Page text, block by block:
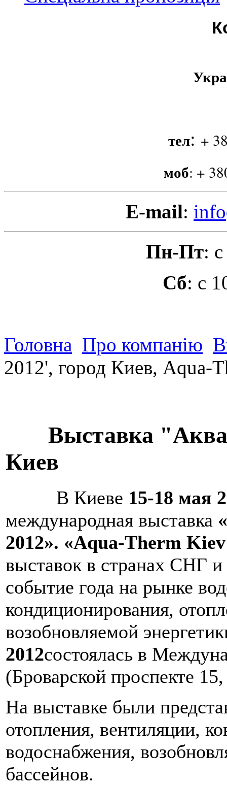
тел: +
моб: +
E-mail: info
Пн-Пт:
Сб: с
Головна Про компанію
2012', город Киев, Aqua-
Выставка "Аква-
Киев
В Киеве 15-18 мая
международная выставка
2012». «Aqua-Therm Kiev
выставок в странах СНГ
событие года на рынке
кондиционирования,
возобновляемой
2012состоялась в
(Броварской проспекте
На выставке были
отопления, вентиляции,
водоснабжения,
бассейнов.